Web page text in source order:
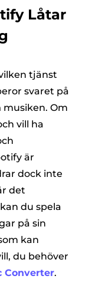
Låtar
tjänst
svaret på
Om
vill ha
är
dock inte
det
du spela
på sin
kan
du behöver
Converter.